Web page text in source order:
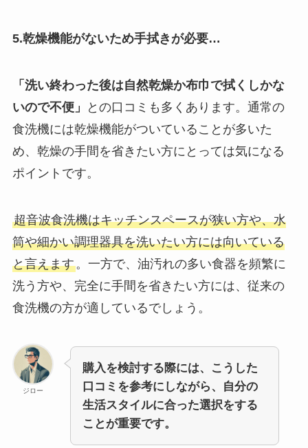
5.乾燥機能がないため手拭きが必要…
「洗い終わった後は自然乾燥か布巾で拭くしかな
いので不便」
との口コミも多くあります。通常の
食洗機には乾燥機能がついていることが多いた
め、乾燥の手間を省きたい方にとっては気になる
ポイントです。
超音波食洗機はキッチンスペースが狭い方や、水
筒や細かい調理器具を洗いたい方には向いている
と言えます。一方で、油汚れの多い食器を頻繁に
洗う方や、完全に手間を省きたい方には、従来の
食洗機の方が適しているでしょう。
ジロー
購入を検討する際には、こうした
口コミを参考にしながら、自分の
生活スタイルに合った選択をする
ことが重要です。